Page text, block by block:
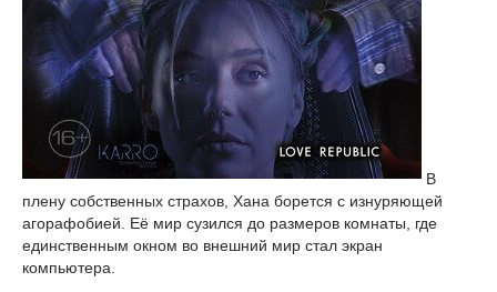
В
плену собственных страхов, Хана борется с изнуряющей
агорафобией. Её мир сузился до размеров комнаты, где
единственным окном во внешний мир стал экран
компьютера.